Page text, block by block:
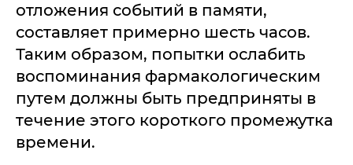
отложения событий в памяти,
составляет примерно шесть часов.
Таким образом, попытки ослабить
воспоминания фармакологическим
путем должны быть предприняты в
течение этого короткого промежутка
времени.